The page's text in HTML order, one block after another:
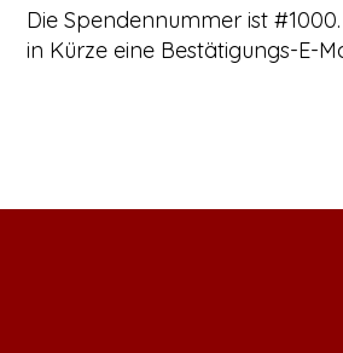
Die Spendennummer ist
in Kürze eine Bestätigungs-E-